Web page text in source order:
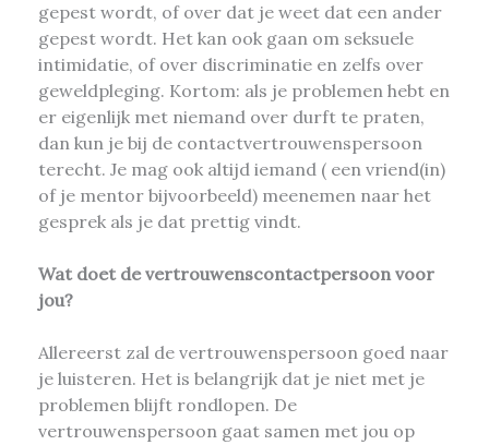
gepest wordt, of over dat je weet dat een ander
gepest wordt. Het kan ook gaan om seksuele
intimidatie, of over discriminatie en zelfs over
geweldpleging. Kortom: als je problemen hebt en
er eigenlijk met niemand over durft te praten,
dan kun je bij de contactvertrouwenspersoon
terecht. Je mag ook altijd iemand ( een vriend(in)
of je mentor bijvoorbeeld) meenemen naar het
gesprek als je dat prettig vindt.
Wat doet de vertrouwenscontactpersoon voor
jou?
Allereerst zal de vertrouwenspersoon goed naar
je luisteren. Het is belangrijk dat je niet met je
problemen blijft rondlopen. De
vertrouwenspersoon gaat samen met jou op